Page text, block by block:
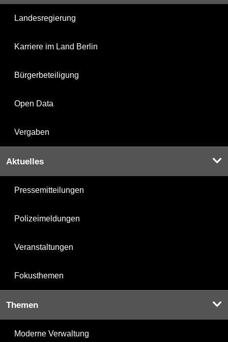
Landesregierung
Karriere im Land Berlin
Bürgerbeteiligung
Open Data
Vergaben
Aktuelles
Pressemitteilungen
Polizeimeldungen
Veranstaltungen
Fokusthemen
Themen
Moderne Verwaltung